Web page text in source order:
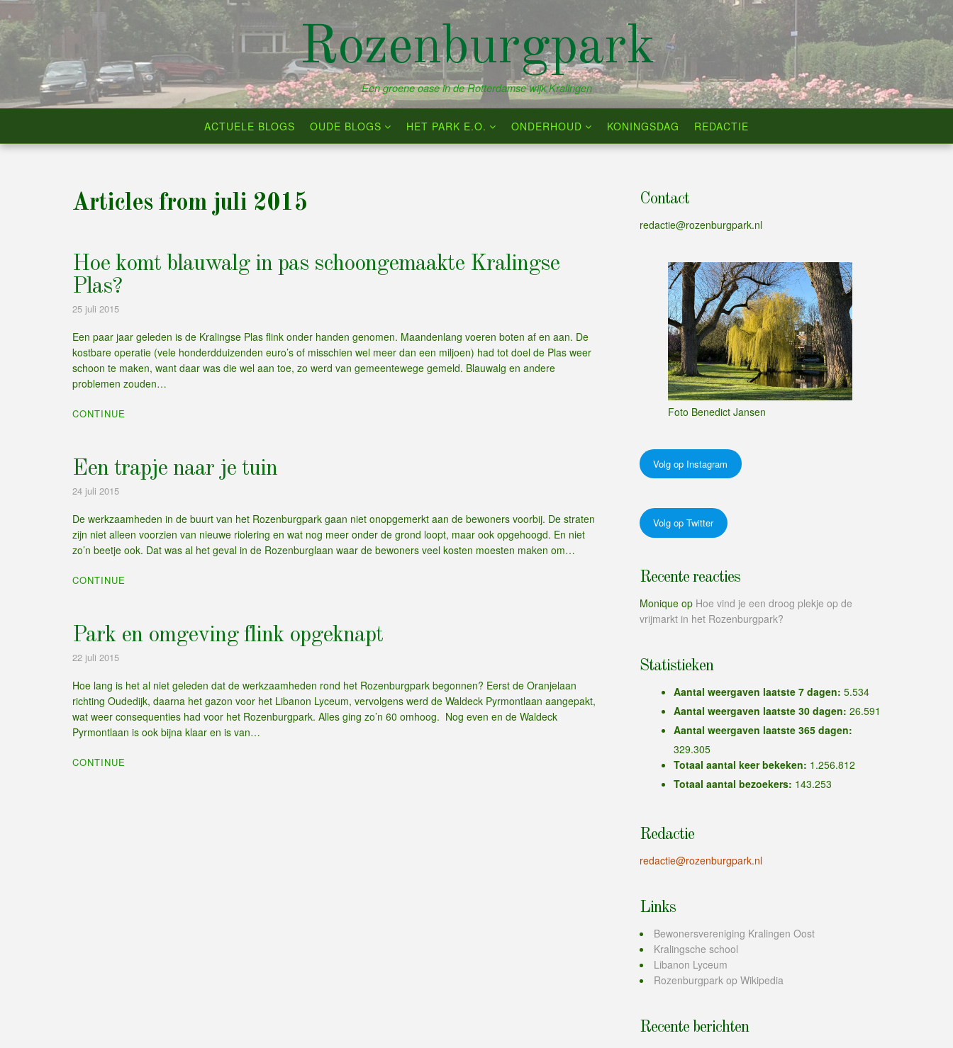
to
content
Rozenburgpark
Een groene oase in de Rotterdamse wijk Kralingen
ACTUELE BLOGS OUDE BLOGS HET PARK E.O. ONDERHOUD KONINGSDAG REDACTIE
Articles from juli 2015
Hoe komt blauwalg in pas schoongemaakte Kralingse
Plas?
25 juli 2015
Een paar jaar geleden is de Kralingse Plas flink onder handen genomen. Maandenlang voeren boten af en aan. De
kostbare operatie (vele honderdduizenden euro’s of misschien wel meer dan een miljoen) had tot doel de Plas weer
schoon te maken, want daar was die wel aan toe, zo werd van gemeentewege gemeld. Blauwalg en andere
problemen zouden…
CONTINUE
Een trapje naar je tuin
24 juli 2015
De werkzaamheden in de buurt van het Rozenburgpark gaan niet onopgemerkt aan de bewoners voorbij. De straten
zijn niet alleen voorzien van nieuwe riolering en wat nog meer onder de grond loopt, maar ook opgehoogd. En niet
zo’n beetje ook. Dat was al het geval in de Rozenburglaan waar de bewoners veel kosten moesten maken om…
CONTINUE
Park en omgeving flink opgeknapt
22 juli 2015
Hoe lang is het al niet geleden dat de werkzaamheden rond het Rozenburgpark begonnen? Eerst de Oranjelaan
richting Oudedijk, daarna het gazon voor het Libanon Lyceum, vervolgens werd de Waldeck Pyrmontlaan aangepakt,
wat weer consequenties had voor het Rozenburgpark. Alles ging zo’n 60 omhoog. Nog even en de Waldeck
Pyrmontlaan is ook bijna klaar en is van…
CONTINUE
Contact
redactie@rozenburgpark.nl
Foto Benedict Jansen
Volg op Instagram
Volg op Twitter
Recente reacties
Monique op Hoe vind je een droog plekje op de
vrijmarkt in het Rozenburgpark?
Statistieken
Aantal weergaven laatste 7 dagen: 5.534
Aantal weergaven laatste 30 dagen: 26.591
Aantal weergaven laatste 365 dagen:
329.305
Totaal aantal keer bekeken: 1.256.812
Totaal aantal bezoekers: 143.253
Redactie
redactie@rozenburgpark.nl
Links
Bewonersvereniging Kralingen Oost
Kralingsche school
Libanon Lyceum
Rozenburgpark op Wikipedia
Recente berichten